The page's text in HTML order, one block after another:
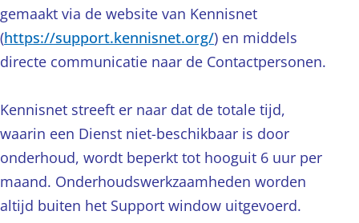
gemaakt via de website van Kennisnet
(https://support.kennisnet.org/) en middels
directe communicatie naar de Contactpersonen.
Kennisnet streeft er naar dat de totale tijd,
waarin een Dienst niet-beschikbaar is door
onderhoud, wordt beperkt tot hooguit 6 uur per
maand. Onderhoudswerkzaamheden worden
altijd buiten het Support window uitgevoerd.